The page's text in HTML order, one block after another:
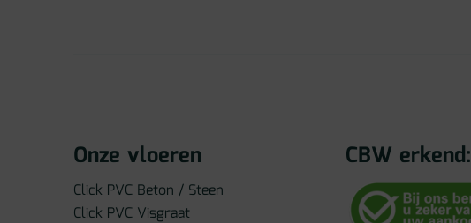
Onze vloeren
Click PVC Beton / Steen
Click PVC Visgraat
CBW erkend: